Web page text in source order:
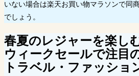
いない場合は楽天お買い物マラソンで同
でしょう。
春夏のレジャーを楽し
ウィークセールで注目
トラベル・ファッショ